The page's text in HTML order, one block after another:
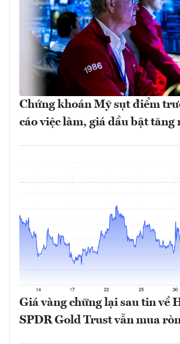
Chứng khoán Mỹ sụt điểm
cáo việc làm, giá dầu bật tăng
Giá vàng chững lại sau tin về
SPDR Gold Trust vẫn mua